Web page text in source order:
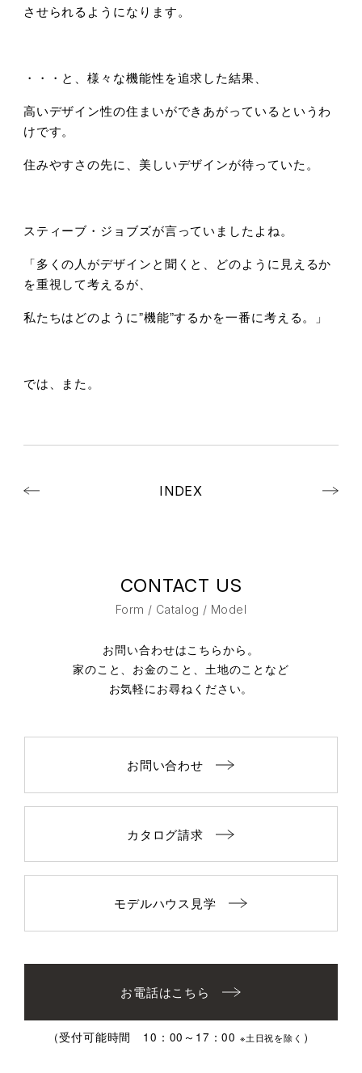
させられるようになります。
・・・と、様々な機能性を追求した結果、
高いデザイン性の住まいができあがっているというわ
けです。
住みやすさの先に、美しいデザインが待っていた。
スティーブ・ジョブズが言っていましたよね。
「多くの人がデザインと聞くと、どのように見えるか
を重視して考えるが、
私たちはどのように”機能”するかを一番に考える。」
では、また。
INDEX
CONTACT US
Form / Catalog / Model
お問い合わせはこちらから。
家のこと、お金のこと、土地のことなど
お気軽にお尋ねください。
お問い合わせ
カタログ請求
モデルハウス見学
お電話はこちら
（受付可能時間 10：00～17：00 ※土日祝を除く ）